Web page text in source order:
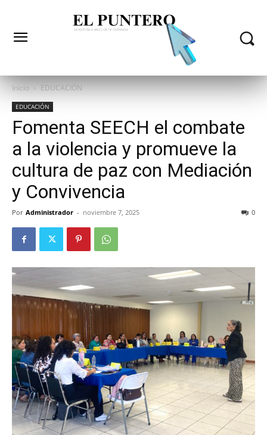
Inicio EDUCACIÓN
EDUCACIÓN
Fomenta SEECH el combate
a la violencia y promueve la
cultura de paz con Mediación
y Convivencia
Por Administrador - noviembre 7, 2025 0